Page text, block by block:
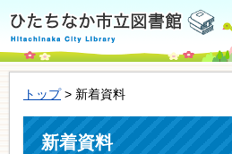
トップ> 新着資料
新着資料